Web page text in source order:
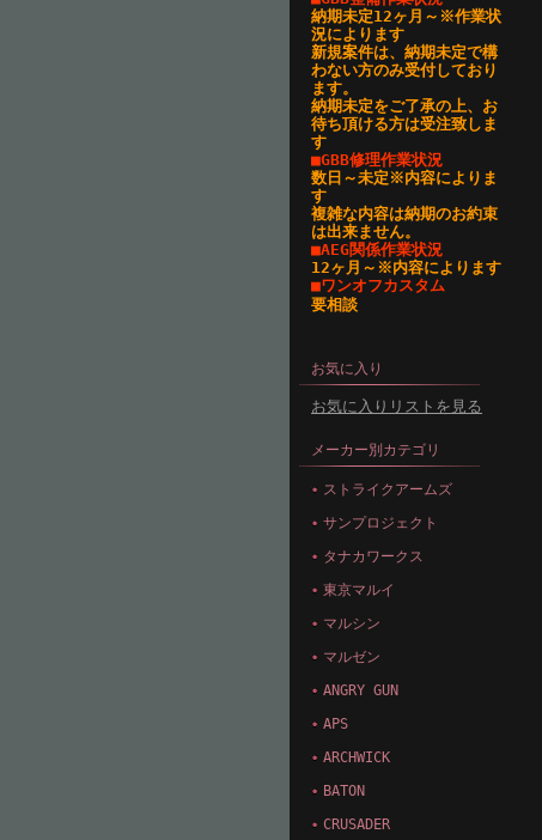
納期未定12ヶ月～※作業状
況によります
新規案件は、納期未定で構
わない方のみ受付しており
ます。
納期未定をご了承の上、お
待ち頂ける方は受注致しま
す
■GBB修理作業状況
数日～未定※内容によりま
す
複雑な内容は納期のお約束
は出来ません。
■AEG関係作業状況
12ヶ月～※内容によります
■ワンオフカスタム
要相談
お気に入り
お気に入りリストを見る
メーカー別カテゴリ
ストライクアームズ
サンプロジェクト
タナカワークス
東京マルイ
マルシン
マルゼン
ANGRY GUN
APS
ARCHWICK
BATON
CRUSADER